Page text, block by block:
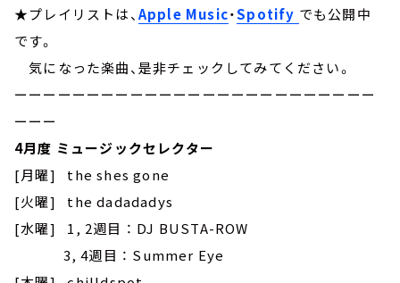
★プレイリストは、Apple Music・Spotify でも公開中
です。
気になった楽曲、是非チェックしてみてください。
ーーーーーーーーーーーーーーーーーーーーーーーーー
ーーー
4月度 ミュージックセレクター
[月曜] the shes gone
[火曜] the dadadadys
[水曜] 1, 2週目 ： DJ BUSTA-ROW
3, 4週目 ： Summer Eye